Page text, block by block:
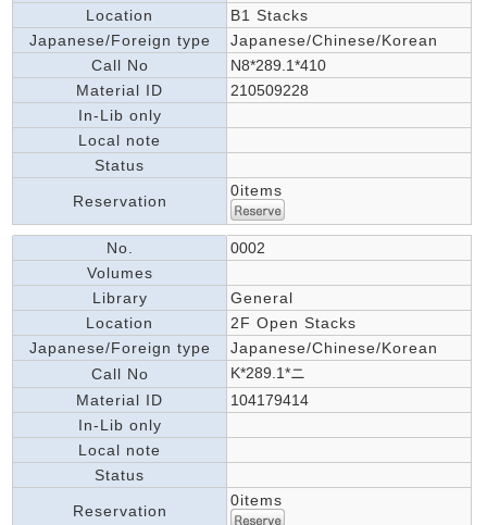
Location
B1 Stacks
Japanese/Foreign type
Japanese/Chinese/Korean
Call No
N8*289.1*410
Material ID
210509228
In-Lib only
Local note
Status
Reservation
0items
No.
0002
Volumes
Library
General
Location
2F Open Stacks
Japanese/Foreign type
Japanese/Chinese/Korean
Call No
K*289.1*ニ
Material ID
104179414
In-Lib only
Local note
Status
Reservation
0items